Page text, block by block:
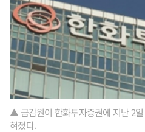
▲ 금감원이 한화투자증권에 지난 2
혀졌다.